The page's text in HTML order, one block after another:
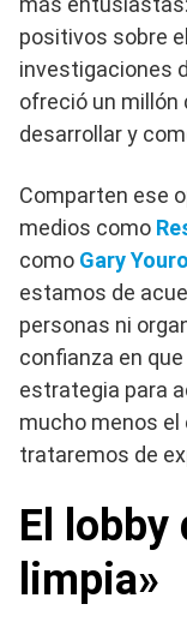
positivos sobre
investigaciones
ofreció un millón
desarrollar y
Comparten ese
medios como
como Gary
estamos de
personas ni
confianza en
estrategia para
mucho menos
trataremos de
El lobby
limpia»